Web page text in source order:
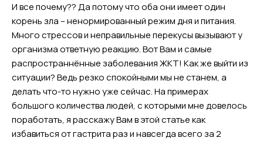
И все почему?? Да потому что оба они имеет один
корень зла – ненормированный режим дня и питания.
Много стрессов и неправильные перекусы вызывают у
организма ответную реакцию. Вот Вам и самые
распространнённые заболевания ЖКТ! Как же выйти из
ситуации? Ведь резко спокойными мы не станем, а
делать что-то нужно уже сейчас. На примерах
большого количества людей, с которыми мне довелось
поработать, я расскажу Вам в этой статье как
избавиться от гастрита раз и навсегда всего за 2